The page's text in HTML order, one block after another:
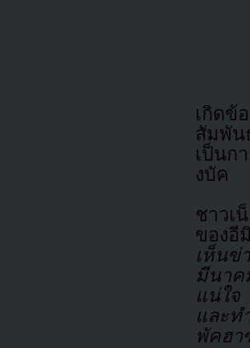
เกิดข้
สัมพัน
เป็นก
งบัค
ชาวเ
ของอี
เห็น
มีนา
แน่ใจ
และท
พัคฮา